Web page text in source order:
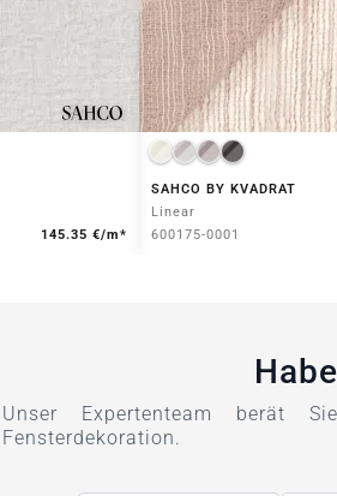
145.35 €/m*
SAHCO BY KVADRAT
Linear
600175-0001
Unser Expertenteam berät
Fensterdekoration.